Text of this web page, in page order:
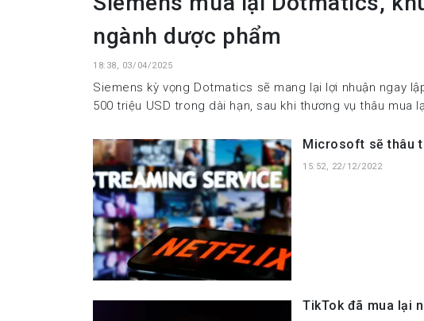
ngành dược phẩm
18:38, 03/04/2025
Siemens kỳ vọng Dotmatics sẽ mang lại lợi nhuận ngay
500 triệu USD trong dài hạn, sau khi thương vụ thâu mua
Microsoft sẽ thâu
15:52, 22/12/2022
TikTok đã mua lại